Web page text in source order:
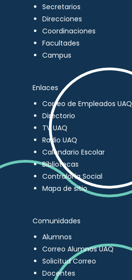
Secretarios
Direcciones
Coordinaciones
Facultades
Campus
Enlaces
Correo de Empleados UAQ
Directorio
TV UAQ
Radio UAQ
Calendario Escolar
Bibliotecas
Contraloría Social
Mapa de sitio
Comunidades
Alumnos
Correo Alumnos UAQ
Solicitud Correo
Docentes